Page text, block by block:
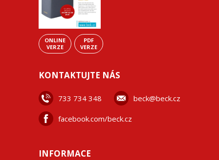
ONLINE
VERZE
PDF
VERZE
KONTAKTUJTE NÁS
733 734 348 beck@beck.cz
facebook.com/beck.cz
INFORMACE